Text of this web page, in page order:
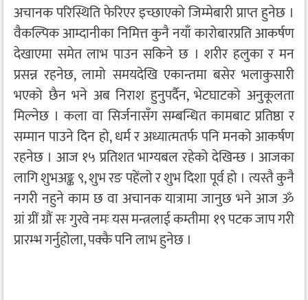
अचानक परिस्थिति फेरिएर इच्छाएको जिम्मेबारी प्राप्त हुनेछ ।
वैकल्पिक आम्दानीका निमित्त कुनै नयाँ कारोबारप्रति आकर्षण
देखाएमा समेत लाभ पाउन सकिने छ । शरीर हलुका र मन
प्रसन्न रहनेछ, लामो समयदेखि एकान्तमा बसेर भलाकुसारी
भएको छैन भने अब निराश हुनुपर्दैन, भेटघाटको अनुकूलता
मिल्नेछ । कला वा सिर्जनासँग सम्बन्धित कामबाट प्रतिष्ठा र
सम्मान पाउने दिन हो, धर्म र अध्यात्मतर्फ पनि मनको आकर्षण
रहनेछ । आज १५ प्रतिशत भाग्यबल रहेको देखिन्छ । आजका
लागि शुभअङ्क ९, शुभ रङ पहेंलो र शुभ दिशा पूर्व हो । त्यस्तै कुनै
नगरी नहुने काम छ वा अचानक यात्रामा जानुछ भने आज ॐ
ग्रां ग्रीं ग्रौं सः गुरवे नमः यस मन्त्रलाई कम्तीमा १९ पटक जाप गरी
प्रारम्भ गर्नुहोला, पक्कै पनि लाभ हुनेछ ।